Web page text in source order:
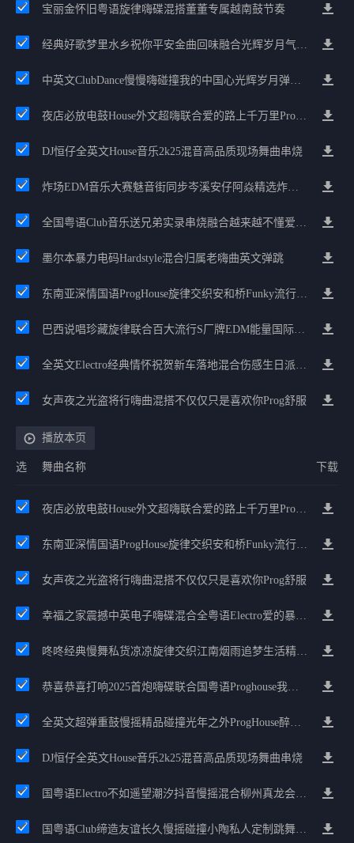
宝丽金怀旧粤语旋律嗨碟混搭董董专属越南鼓节奏
经典好歌梦里水乡祝你平安金曲回味融合光辉岁月气氛中文兄弟串烧
中英文ClubDance慢慢嗨碰撞我的中国心光辉岁月弹鼓车载
夜店必放电鼓House外文超嗨联合爱的路上千万里Prog包房漫步上头
DJ恒仔全英文House音乐2k25混音高品质现场舞曲串烧
炸场EDM音乐大赛魅音街同步岑溪安仔阿焱精选炸场歌路串烧
全国粤语Club音乐送兄弟实录串烧融合越来越不懂爱的哲学遗憾专辑
墨尔本暴力电码Hardstyle混合归属老嗨曲英文弹跳
东南亚深情国语ProgHouse旋律交织安和桥Funky流行情怀串烧
巴西说唱珍藏旋律联合百大流行S厂牌EDM能量国际电音串烧
全英文Electro经典情怀祝贺新车落地混合伤感生日派对中文Club串烧
女声夜之光盗将行嗨曲混搭不仅仅只是喜欢你Prog舒服
播放本页
选 舞曲名称 下载
夜店必放电鼓House外文超嗨联合爱的路上千万里Prog包房漫步上头
东南亚深情国语ProgHouse旋律交织安和桥Funky流行情怀串烧
女声夜之光盗将行嗨曲混搭不仅仅只是喜欢你Prog舒服
幸福之家震撼中英电子嗨碟混合全粤语Electro爱的暴风雨广州雄雄精选
咚咚经典慢舞私货凉凉旋律交织江南烟雨追梦生活精选串烧
恭喜恭喜打响2025首炮嗨碟联合国粤语Proghouse我要怎么说我不爱你
全英文超弹重鼓慢摇精品碰撞光年之外ProgHouse醉美抒情节奏
DJ恒仔全英文House音乐2k25混音高品质现场舞曲串烧
国粤语Electro不如遥望潮汐抖音慢摇混合柳州真龙会K吧小厅小康混音
国粤语Club缔造友谊长久慢摇碰撞小陶私人定制跳舞大碟